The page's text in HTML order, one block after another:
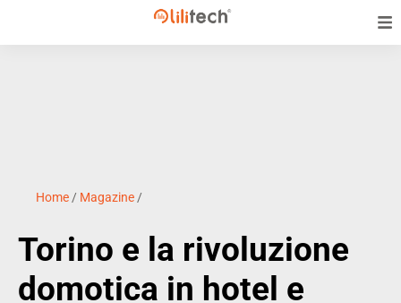
Home / Magazine /
Torino e la rivoluzione
domotica in hotel e